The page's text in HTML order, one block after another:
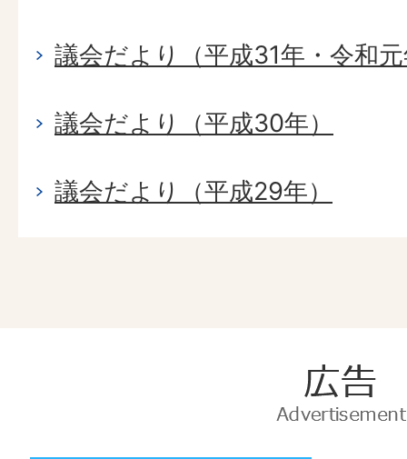
議会だより（平成31年・令和
議会だより（平成30年）
議会だより（平成29年）
告